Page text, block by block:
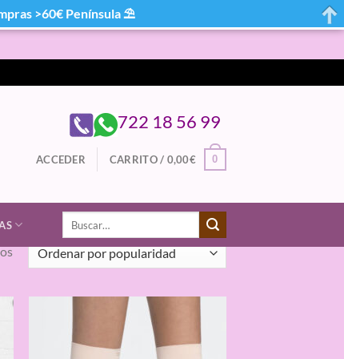
722 18 56 99
ACCEDER CARRITO / 0,00€ 0
Buscar
Ordenado
por
>60€ Península ⛱